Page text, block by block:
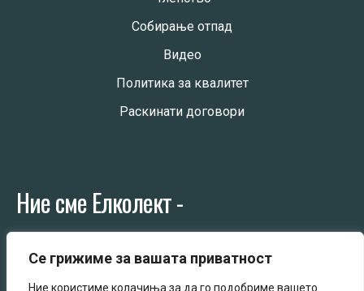
Се грижиме за вашата приватност
Ние користиме колачиња за да го подобриме вашето
Собирање отпад
Видео
Политика за квалитет
Раскинати договори
Ние сме Елколект -
опрема